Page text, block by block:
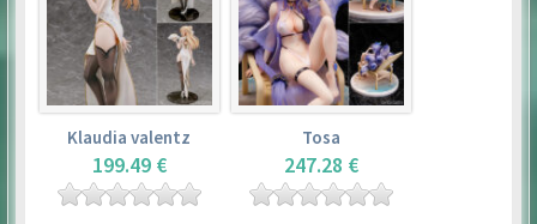
Klaudia valentz
199.49 €
Tosa
247.28 €